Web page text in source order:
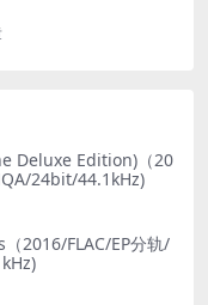
Deluxe Edition)（20
24bit/44.1kHz)
2016/FLAC/EP分轨/